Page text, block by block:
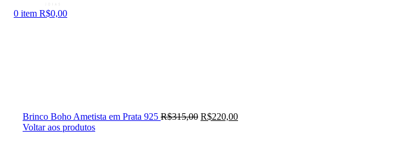
0 item R$0,00
Brinco Boho Ametista em Prata 925 R$315,00 R$220,00
Voltar aos produtos